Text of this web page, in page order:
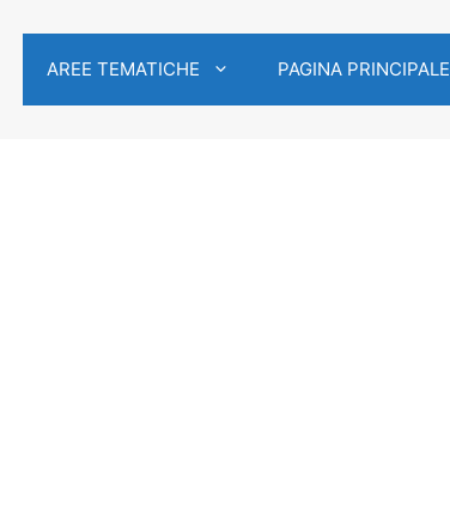
AREE TEMATICHE PAGINA PRINCIPALE